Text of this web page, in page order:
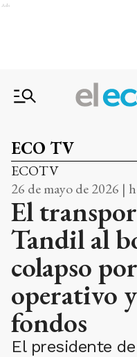
Ads
ECO TV
ECOTV
26 de mayo de 2026 |
El
Tandil al
colapso
operativo
fondos
El presidente